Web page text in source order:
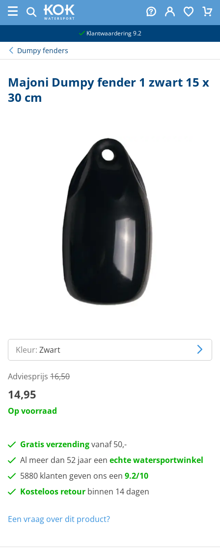
Klantwaardering 9.2
Dumpy fenders
Majoni Dumpy fender 1 zwart 15 x
30 cm
Kleur: Zwart
Adviesprijs 16,50
14,95
Op voorraad
Gratis verzendingvanaf 50,-
Al meer dan 52 jaar een echte watersportwinkel
5880 klanten geven ons een 9.2/10
Kosteloos retour binnen 14 dagen
Een vraag over dit product?